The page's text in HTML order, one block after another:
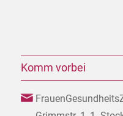
Komm vorbei